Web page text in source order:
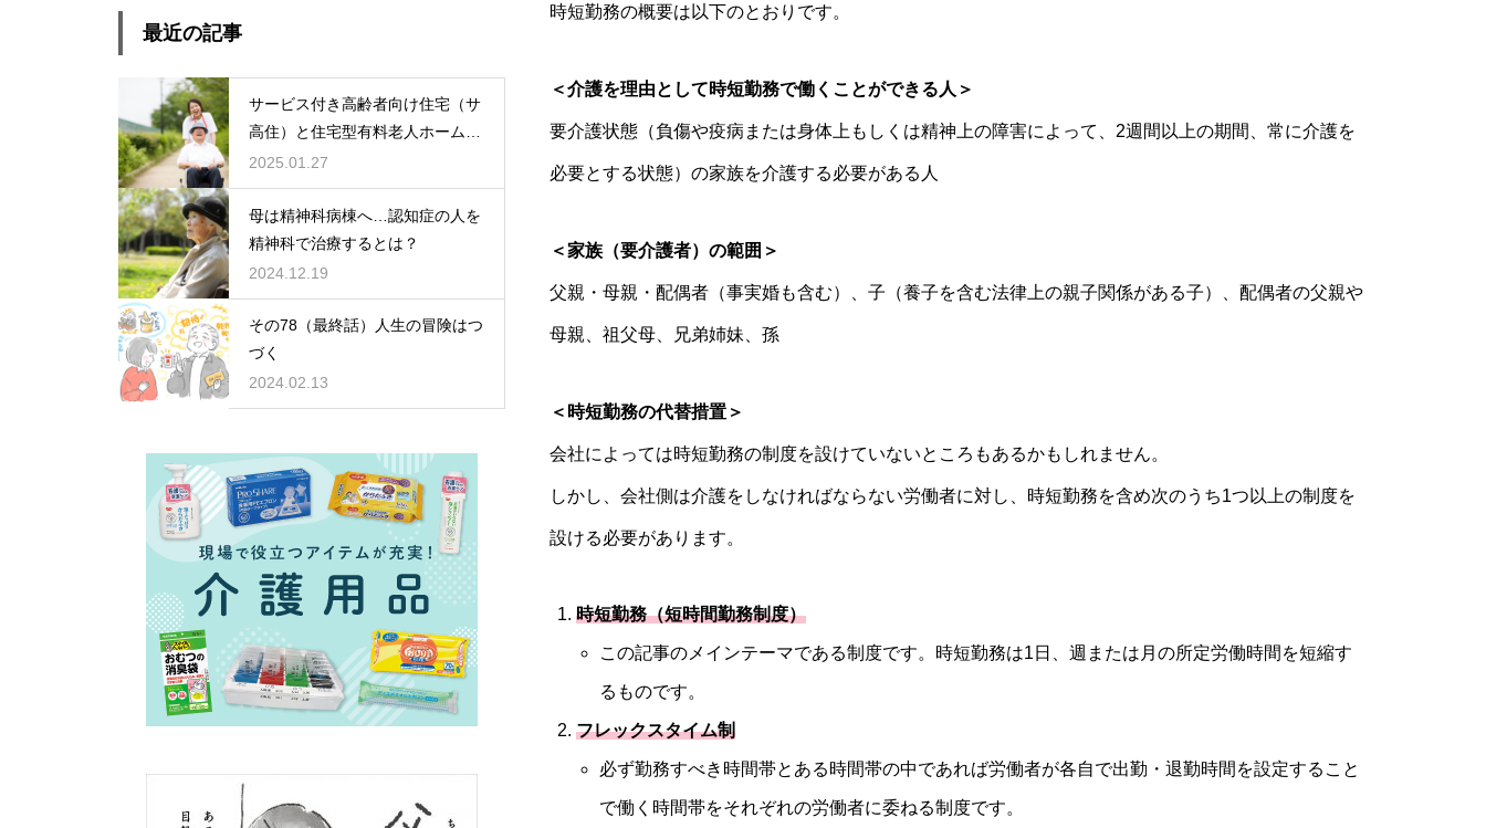
時短勤務の概要は以下のとおりです。
＜介護を理由として時短勤務で働くことができる人＞
要介護状態（負傷や疫病または身体上もしくは精神上の障害によって、2週間以上の期間、常に介護を
必要とする状態）の家族を介護する必要がある人
＜家族（要介護者）の範囲＞
父親・母親・配偶者（事実婚も含む）、子（養子を含む法律上の親子関係がある子）、配偶者の父親や
母親、祖父母、兄弟姉妹、孫
＜時短勤務の代替措置＞
会社によっては時短勤務の制度を設けていないところもあるかもしれません。
しかし、会社側は介護をしなければならない労働者に対し、時短勤務を含め次のうち1つ以上の制度を
設ける必要があります。
時短勤務（短時間勤務制度）
この記事のメインテーマである制度です。時短勤務は1日、週または月の所定労働時間を短縮す
るものです。
フレックスタイム制
必ず勤務すべき時間帯とある時間帯の中であれば労働者が各自で出勤・退勤時間を設定すること
で働く時間帯をそれぞれの労働者に委ねる制度です。
最近の記事
サービス付き高齢者向け住宅（サ
高住）と住宅型有料老人ホーム：
どちらを選ぶ？
2025.01.27
母は精神科病棟へ…認知症の人を
精神科で治療するとは？
2024.12.19
その78（最終話）人生の冒険はつ
づく
2024.02.13